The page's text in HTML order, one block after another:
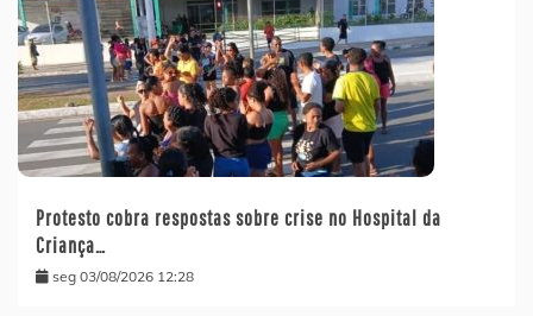
Protesto cobra respostas sobre crise no Hospital da
Criança…
seg 03/08/2026 12:28